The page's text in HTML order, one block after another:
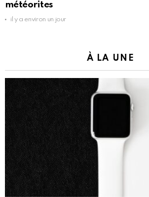
météorites
il y a environ un jour
À LA UNE